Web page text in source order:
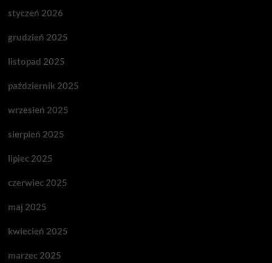
styczeń 2026
grudzień 2025
listopad 2025
październik 2025
wrzesień 2025
sierpień 2025
lipiec 2025
czerwiec 2025
maj 2025
kwiecień 2025
marzec 2025